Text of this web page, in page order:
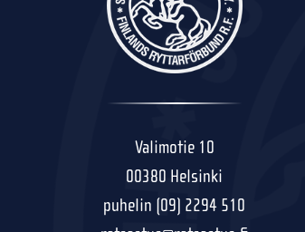
Valimotie 10
00380 Helsinki
puhelin (09) 2294 510